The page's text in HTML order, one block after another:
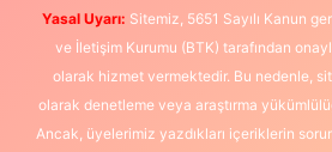
Yasal Uyarı: Sitemiz, 5651 Sayılı Kanun
ve İletişim Kurumu (BTK) tarafından
olarak hizmet vermektedir. Bu nedenle,
olarak denetleme veya araştırma
Ancak, üyelerimiz yazdıkları içeriklerin